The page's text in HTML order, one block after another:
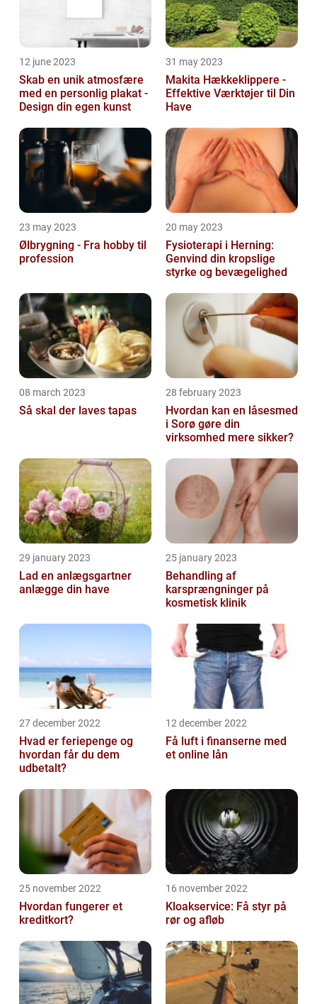
12 june 2023
Skab en unik atmosfære
med en personlig plakat -
Design din egen kunst
31 may 2023
Makita Hækkeklippere -
Effektive Værktøjer til Din
Have
23 may 2023
Ølbrygning - Fra hobby til
profession
20 may 2023
Fysioterapi i Herning:
Genvind din kropslige
styrke og bevægelighed
08 march 2023
Så skal der laves tapas
28 february 2023
Hvordan kan en låsesmed
i Sorø gøre din
virksomhed mere sikker?
29 january 2023
Lad en anlægsgartner
anlægge din have
25 january 2023
Behandling af
karsprængninger på
kosmetisk klinik
27 december 2022
Hvad er feriepenge og
hvordan får du dem
udbetalt?
12 december 2022
Få luft i finanserne med
et online lån
25 november 2022
Hvordan fungerer et
kreditkort?
16 november 2022
Kloakservice: Få styr på
rør og afløb